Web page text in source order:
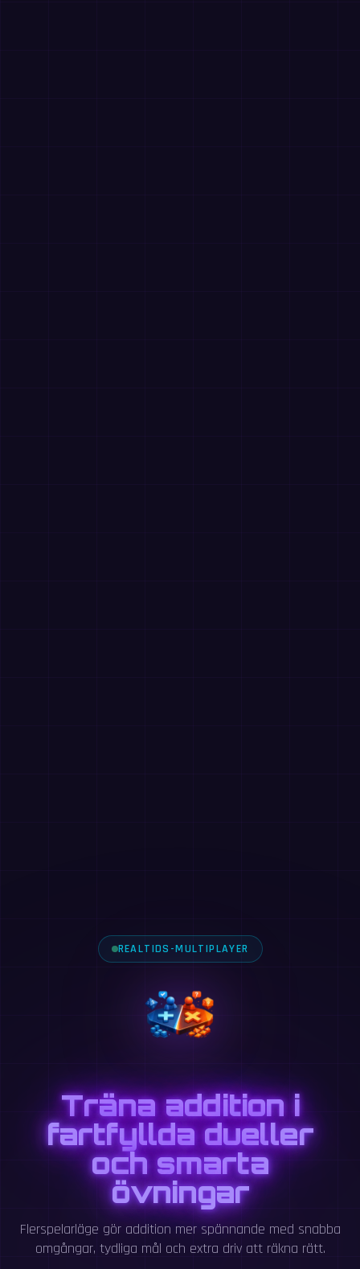
REALTIDS-MULTIPLAYER
Träna addition i
fartfyllda dueller
och smarta
övningar
Flerspelarläge gör addition mer spännande med snabba
omgångar, tydliga mål och extra driv att räkna rätt.